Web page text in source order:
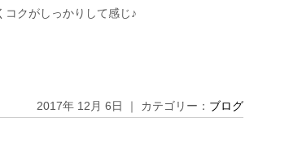
クがしっかりして感じ♪
2017年 12月 6日 ｜ カテゴリー： ブログ